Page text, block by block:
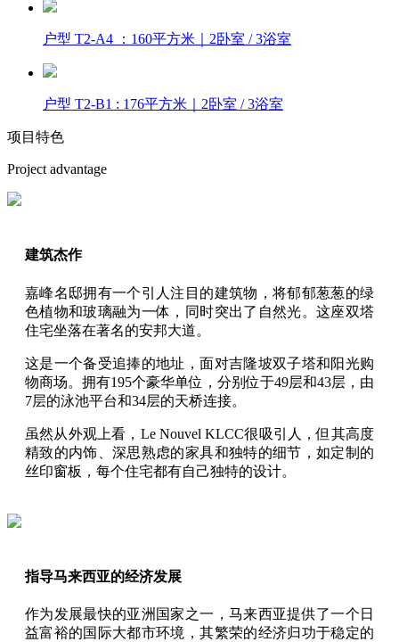
户型 T2-A4 ：160平方米｜2卧室 / 3浴室
户型 T2-B1 : 176平方米｜2卧室 / 3浴室
项目特色
Project advantage
建筑杰作
嘉峰名邸拥有一个引人注目的建筑物，将郁郁葱葱的绿
色植物和玻璃融为一体，同时突出了自然光。这座双塔
住宅坐落在著名的安邦大道。
这是一个备受追捧的地址，面对吉隆坡双子塔和阳光购
物商场。拥有195个豪华单位，分别位于49层和43层，由
7层的泳池平台和34层的天桥连接。
虽然从外观上看，Le Nouvel KLCC很吸引人，但其高度
精致的内饰、深思熟虑的家具和独特的细节，如定制的
丝印窗板，每个住宅都有自己独特的设计。
指导马来西亚的经济发展
作为发展最快的亚洲国家之一，马来西亚提供了一个日
益富裕的国际大都市环境，其繁荣的经济归功于稳定的